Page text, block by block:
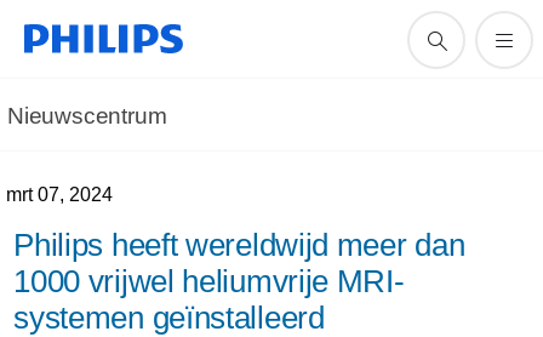
Nieuwscentrum
mrt 07, 2024
Philips heeft wereldwijd meer dan
1000 vrijwel heliumvrije MRI-
systemen geïnstalleerd